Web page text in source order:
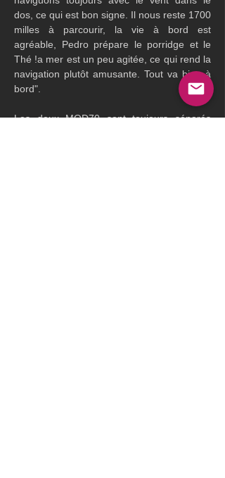
dos, ce qui est bon signe. Il nous reste 1700
milles à parcourir, la vie à bord est
agréable, Pedro prépare le porridge et le
Thé !a mer est un peu agitée, ce qui rend la
navigation plutôt amusante. Tout va bien à
bord".
Les deux MOD70 sont toujours séparés